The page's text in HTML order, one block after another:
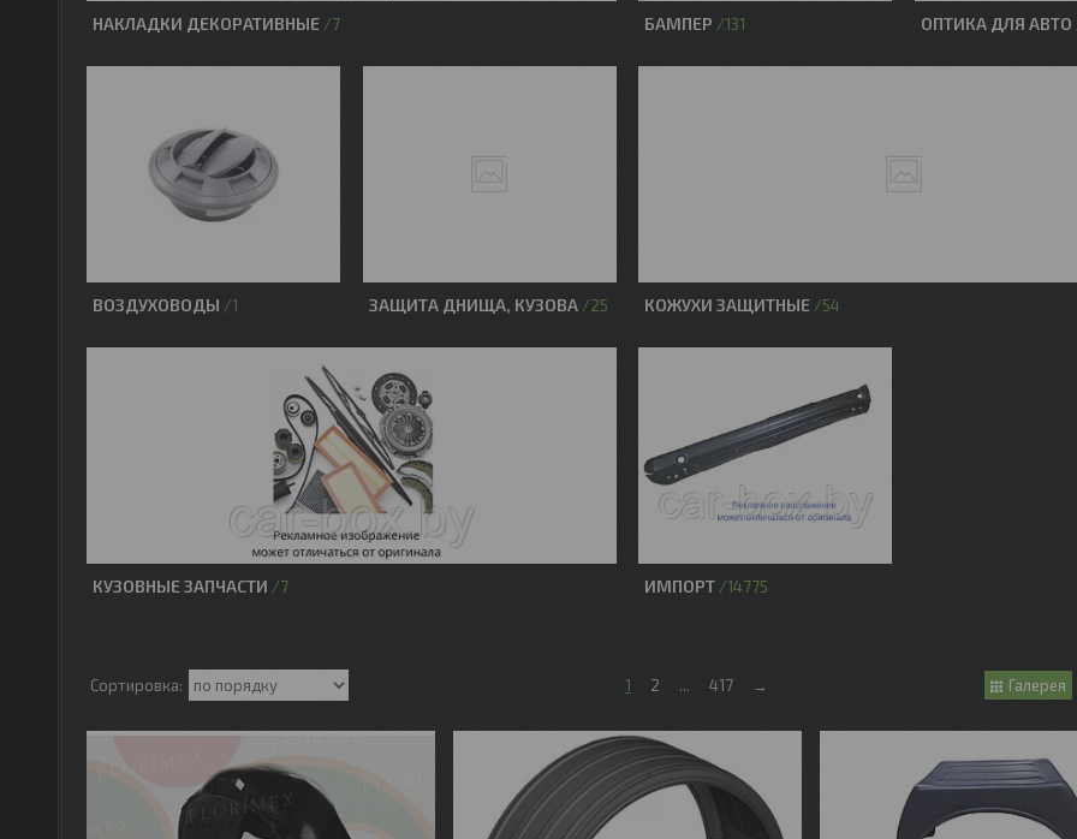
НАКЛАДКИ ДЕКОРАТИВНЫЕ 7 БАМПЕР 131 ОПТИКА ДЛЯ АВТО
ВОЗДУХОВОДЫ 1 ЗАЩИТА ДНИЩА, КУЗОВА 25 КОЖУХИ ЗАЩИТНЫЕ 54
КУЗОВНЫЕ ЗАПЧАСТИ 7 ИМПОРТ 14775
1 2 ... 417 → Галерея